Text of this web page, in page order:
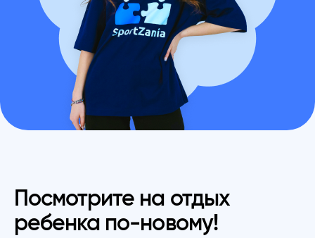
Посмотрите на отдых
ребенка по-новому!